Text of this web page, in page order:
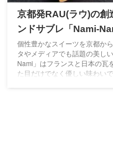
京都発RAU(ラウ)の創
ンドサブレ「Nami-
個性豊かなスイーツを京都か
タやメディアでも話題の美し
Nami」はフランスと日本の瓦
た目だけでなく優しい味わい